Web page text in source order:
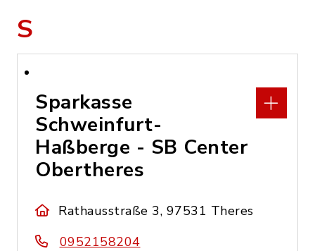
S
Sparkasse
Schweinfurt-
Haßberge - SB Center
Obertheres
Rathausstraße 3, 97531 Theres
0952158204